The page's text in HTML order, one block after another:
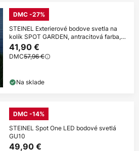
DMC -27%
STEINEL Exterierové bodove svetla na
kolík SPOT GARDEN, antracitová farba,
IP44
41,90 €
DMC57,96 €
Na sklade
DMC -14%
STEINEL Spot One LED bodové svetlá
GU10
49,90 €